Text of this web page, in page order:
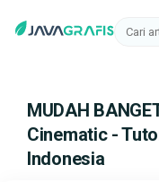
MUDAH
Cinematic -
Indonesia